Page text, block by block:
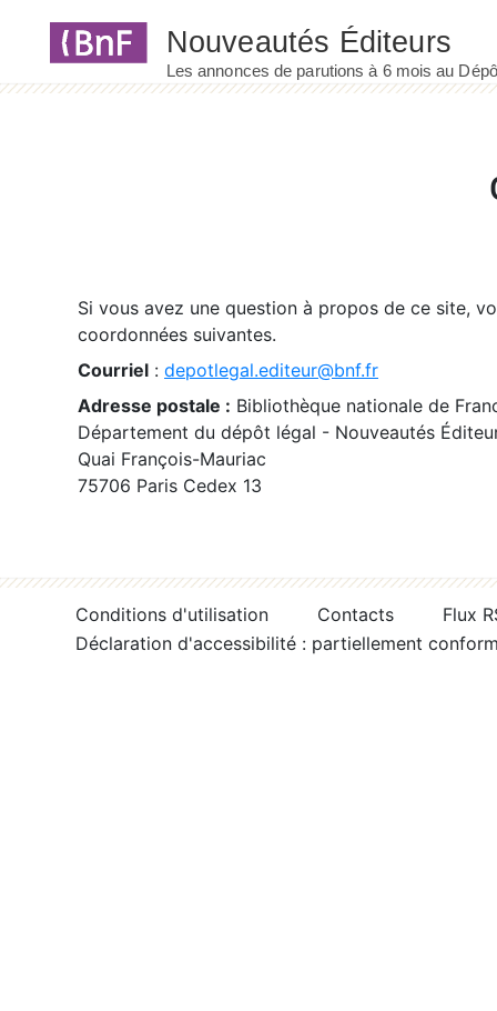
Si vous avez une question à propos de ce site,
coordonnées suivantes.
Courriel : depotlegal.editeur@bnf.fr
Adresse postale : Bibliothèque nationale de
Département du dépôt légal - Nouveautés
Quai François-Mauriac
75706 Paris Cedex 13
Conditions d'utilisation Contacts
Flux
Déclaration d'accessibilité : partiellement